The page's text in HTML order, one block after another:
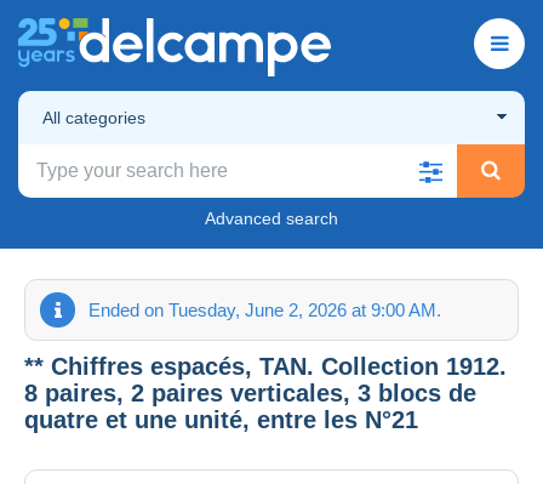
All categories
Advanced search
Ended on Tuesday, June 2, 2026 at 9:00 AM.
** Chiffres espacés, TAN. Collection 1912.
8 paires, 2 paires verticales, 3 blocs de
quatre et une unité, entre les N°21